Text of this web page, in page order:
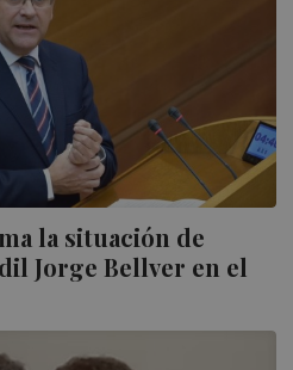
la situación de
Jorge Bellver en el